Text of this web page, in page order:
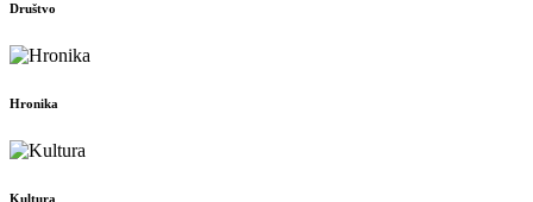
Društvo
Hronika
Kultura